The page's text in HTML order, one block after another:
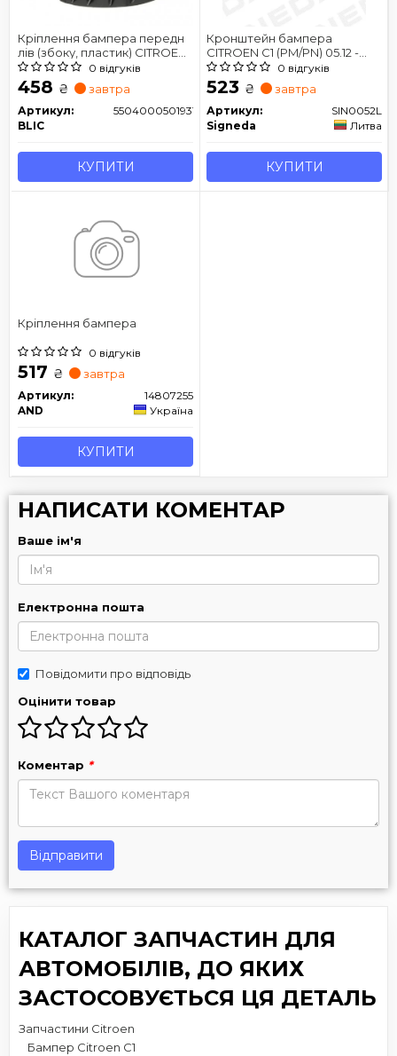
Кріплення бампера передн
лів (збоку, пластик) CITROEN
C1 PEUGEOT 107 06.05-12.14
0 відгуків
458 ₴ завтра
Артикул:
5504000501931P
BLIC
КУПИТИ
Кронштейн бампера
CITROEN C1 (PM/PN) 05.12 -
08.14
0 відгуків
523 ₴ завтра
Артикул:
SIN0052L
Signeda
Литва
КУПИТИ
Кріплення бампера
0 відгуків
517 ₴ завтра
Артикул:
14807255
AND
Україна
КУПИТИ
НАПИСАТИ КОМЕНТАР
Ваше ім'я
Електронна пошта
Повідомити про відповідь
Оцінити товар
Коментар *
Відправити
КАТАЛОГ ЗАПЧАСТИН ДЛЯ
АВТОМОБІЛІВ, ДО ЯКИХ
ЗАСТОСОВУЄТЬСЯ ЦЯ ДЕТАЛЬ
Запчастини Citroen
Бампер Citroen C1